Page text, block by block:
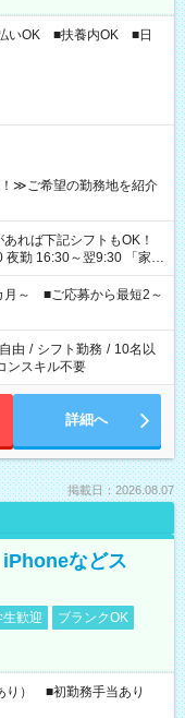
いOK ■扶養内OK ■日
≫ご希望の勤務地を紹介
16:30～翌9:30 「家族
夕飯の準備がしたい」
ご希望を教えてください
計で週40時間を超える場
月～ ■ご応募から最短2～
由 / シフト勤務 / 10名以
ンスキル不要
詳細へ
掲載日：2026.08.07
iPhoneなどス
生歓迎
ブランクOK
り） ■初勤務手当あり